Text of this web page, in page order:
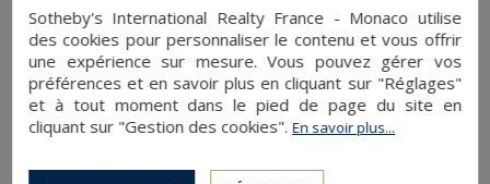
L’ensemble se compose de quatre gîtes distincts,
offrant de nombreuses possibilités d’usage. Une
première partie privative accueille deux
chambres confortables accompagnées de leurs
salles de bain, idéale pour un espace de vie
principal. Une seconde partie indépendante
Sotheby's International Realty France - Monaco utilise
des cookies pour personnaliser le contenu et vous offrir
une expérience sur mesure. Vous pouvez gérer vos
préférences et en savoir plus en cliquant sur "Réglages"
et à tout moment dans le pied de page du site en
cliquant sur "Gestion des cookies".En savoir plus...